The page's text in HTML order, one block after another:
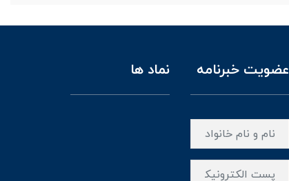
عضویت خبرنامه نماد ها